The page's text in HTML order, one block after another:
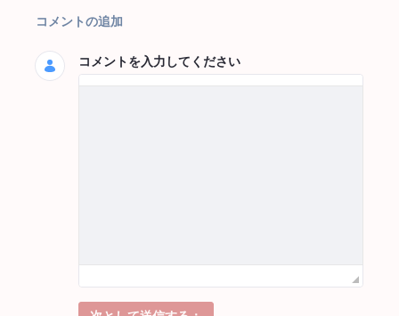
ページコメント
コメントの追加
コメントを入力してください